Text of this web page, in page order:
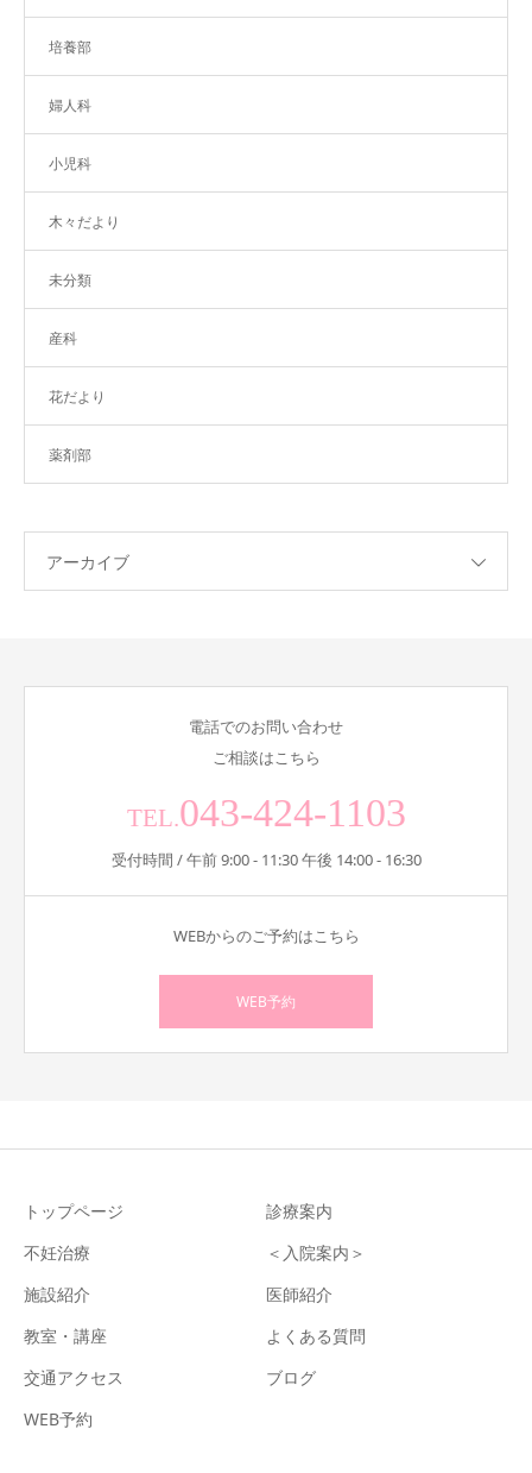
培養部
婦人科
小児科
木々だより
未分類
産科
花だより
薬剤部
アーカイブ
電話でのお問い合わせ
ご相談はこちら
TEL.043-424-1103
受付時間 / 午前 9:00 - 11:30 午後 14:00 - 16:30
WEBからのご予約はこちら
WEB予約
トップページ
診療案内
不妊治療
＜入院案内＞
施設紹介
医師紹介
教室・講座
よくある質問
交通アクセス
ブログ
WEB予約